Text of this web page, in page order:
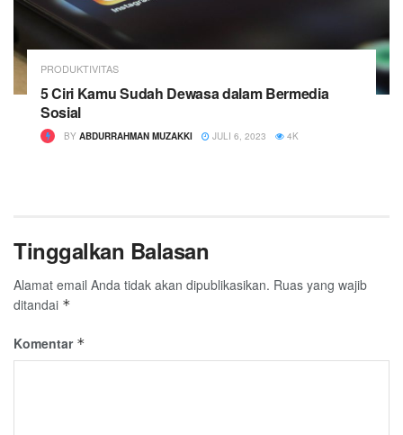
PRODUKTIVITAS
5 Ciri Kamu Sudah Dewasa dalam Bermedia
Sosial
BY ABDURRAHMAN MUZAKKI JULI 6, 2023 4K
Tinggalkan Balasan
Alamat email Anda tidak akan dipublikasikan. Ruas yang wajib
ditandai *
Komentar *